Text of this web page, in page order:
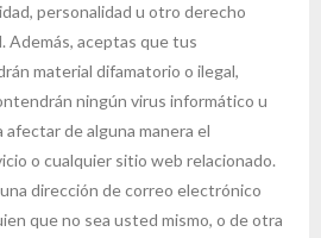
personalidad u otro derecho
Además, aceptas que tus
material difamatorio o ilegal,
ningún virus informático u
de alguna manera el
o cualquier sitio web relacionado.
dirección de correo electrónico
que no sea usted mismo, o de otra